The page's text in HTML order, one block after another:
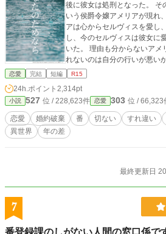
後に彼女は処刑となった。 その後、セルヴィスの真の番だと
いう侯爵令嬢アメリアが現れ
アは心からセルヴィスを愛し、
し、今のセルヴィスは彼女に
いた。 理由も分からないアメリアは、セルヴィスが愛してく
れないのは自分の行いが悪い
じめ、次第に歯車が狂っていく。 全ては偽の番に過度
とが原因だった・・・。
恋愛 完結 短編 R15
24h.ポイント 2,314pt
小説 527 位 / 228,623件 恋愛 303 位 / 66,323
恋愛 婚約破棄 番 切ない すれ違い
異世界
年の差
最終更新日
7
番登録課のしがない人間の窓口係で